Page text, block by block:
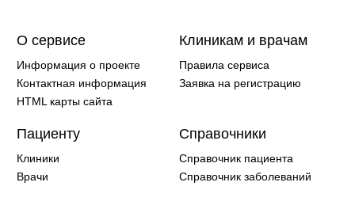
О сервисе
Информация о проекте
Контактная информация
HTML карты сайта
Клиникам и врачам
Правила сервиса
Заявка на регистрацию
Пациенту
Клиники
Врачи
Справочники
Справочник пациента
Справочник заболеваний